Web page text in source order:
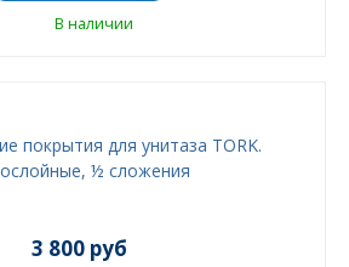
В наличии
покрытия для унитаза TORK.
½ сложения
3 800 руб